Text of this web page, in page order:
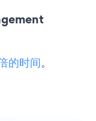
的时间。